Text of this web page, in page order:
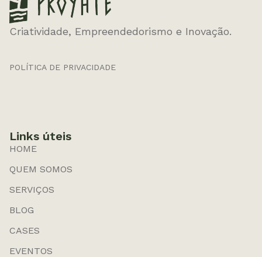
Criatividade, Empreendedorismo e Inovação.
POLÍTICA DE PRIVACIDADE
Links úteis
HOME
QUEM SOMOS
SERVIÇOS
BLOG
CASES
EVENTOS